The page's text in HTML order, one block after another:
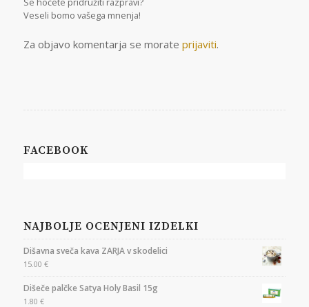
Veseli bomo vašega mnenja!
Za objavo komentarja se morate prijaviti.
FACEBOOK
NAJBOLJE OCENJENI IZDELKI
Dišavna sveča kava ZARJA v skodelici
15.00 €
Dišeče palčke Satya Holy Basil 15g
1.80 €